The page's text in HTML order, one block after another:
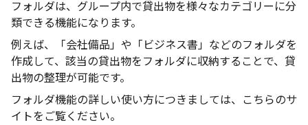
フォルダは、グループ内で貸出物を様々なカテゴリーに分
類できる機能になります。
例えば、「会社備品」や「ビジネス書」などのフォルダを
作成して、該当の貸出物をフォルダに収納することで、貸
出物の整理が可能です。
フォルダ機能の詳しい使い方につきましては、こちらのサ
イトをご覧ください。